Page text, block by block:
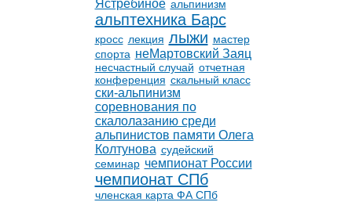
Ястребиное альпинизм
альптехника Барс
кросс лекция лыжи мастер
спорта неМартовский Заяц
несчастный случай отчетная
конференция скальный класс
ски-альпинизм
соревнования по
скалолазанию среди
альпинистов памяти Олега
Колтунова судейский
семинар чемпионат России
чемпионат СПб
членская карта ФА СПб